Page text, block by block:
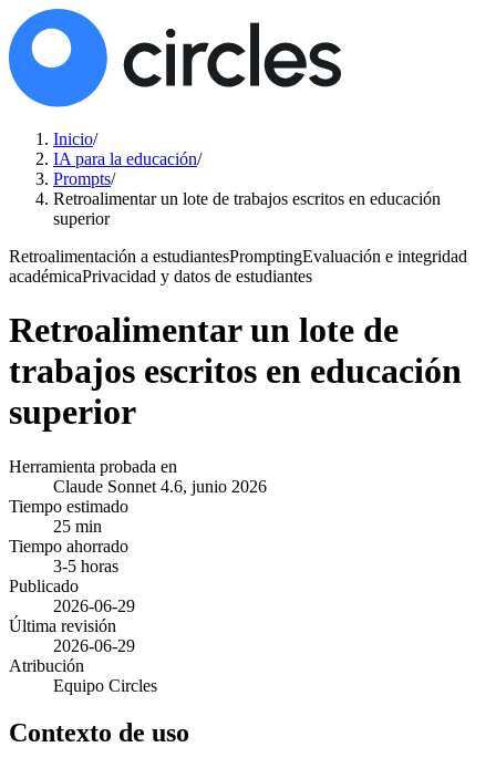
Inicio/
IA para la educación/
Prompts/
Retroalimentar un lote de trabajos escritos en educación
superior
Retroalimentación a estudiantesPromptingEvaluación e integridad
académicaPrivacidad y datos de estudiantes
Retroalimentar un lote de
trabajos escritos en educación
superior
Herramienta probada en
Claude Sonnet 4.6, junio 2026
Tiempo estimado
25 min
Tiempo ahorrado
3-5 horas
Publicado
2026-06-29
Última revisión
2026-06-29
Atribución
Equipo Circles
Contexto de uso